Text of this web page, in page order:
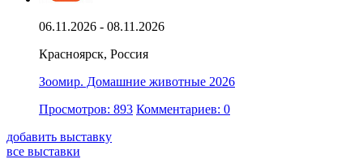
06.11.2026 - 08.11.2026
Красноярск, Россия
Зоомир. Домашние животные 2026
Просмотров: 893 Комментариев: 0
добавить выставку
все выставки